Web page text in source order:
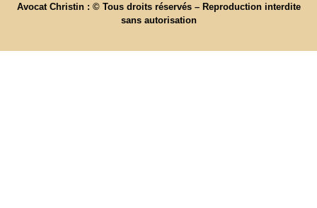
Avocat Christin : © Tous droits réservés – Reproduction interdite
sans autorisation